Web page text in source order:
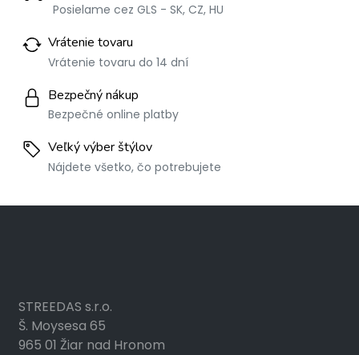
Posielame cez GLS - SK, CZ, HU
Vrátenie tovaru
Vrátenie tovaru do 14 dní
Bezpečný nákup
Bezpečné online platby
Veľký výber štýlov
Nájdete všetko, čo potrebujete
STREEDAS s.r.o.
Š. Moysesa 65
965 01 Žiar nad Hronom